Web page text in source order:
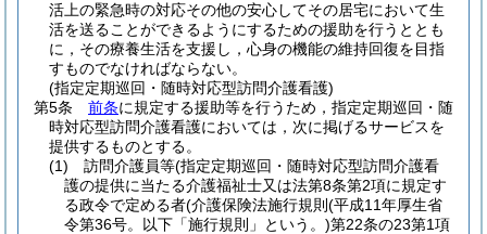
活上の緊急時の対応その他の安心してその居宅において生
活を送ることができるようにするための援助を行うととも
に，その療養生活を支援し，心身の機能の維持回復を目指
すものでなければならない。
(指定定期巡回・随時対応型訪問介護看護)
第5条
前条に規定する援助等を行うため，指定定期巡回・随
時対応型訪問介護看護においては，次に掲げるサービスを
提供するものとする。
(1)
訪問介護員等(指定定期巡回・随時対応型訪問介護看
護の提供に当たる介護福祉士又は法第8条第2項に規定す
る政令で定める者(介護保険法施行規則 (平成11年厚生省
令第36号。以下「施行規則」という。)第22条の23第1項